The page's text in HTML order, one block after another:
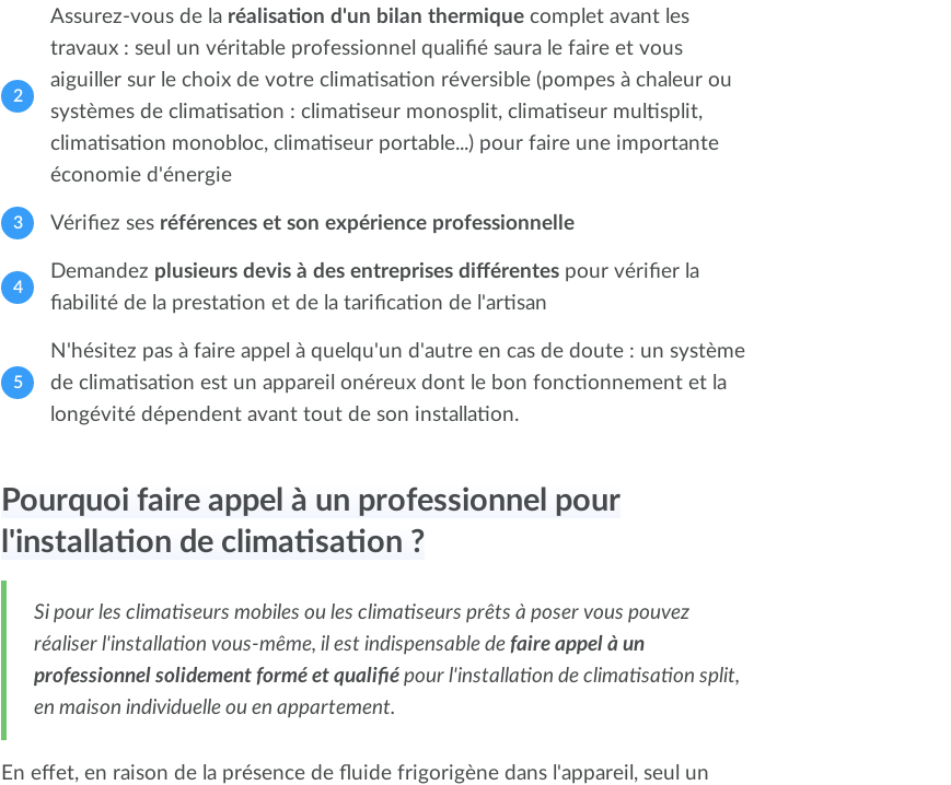
Assurez-vous de la réalisation d'un bilan thermique complet avant les
travaux : seul un véritable professionnel qualifié saura le faire et vous
aiguiller sur le choix de votre climatisation réversible (pompes à chaleur ou
systèmes de climatisation : climatiseur monosplit, climatiseur multisplit,
climatisation monobloc, climatiseur portable...) pour faire une importante
économie d'énergie
Vérifiez ses références et son expérience professionnelle
Demandez plusieurs devis à des entreprises différentes pour vérifier la
fiabilité de la prestation et de la tarification de l'artisan
N'hésitez pas à faire appel à quelqu'un d'autre en cas de doute : un système
de climatisation est un appareil onéreux dont le bon fonctionnement et la
longévité dépendent avant tout de son installation.
Pourquoi faire appel à un professionnel pour
l'installation de climatisation ?
Si pour les climatiseurs mobiles ou les climatiseurs prêts à poser vous pouvez
réaliser l'installation vous-même, il est indispensable de faire appel à un
professionnel solidement formé et qualifié pour l'installation de climatisation split,
en maison individuelle ou en appartement.
En effet, en raison de la présence de fluide frigorigène dans l'appareil, seul un